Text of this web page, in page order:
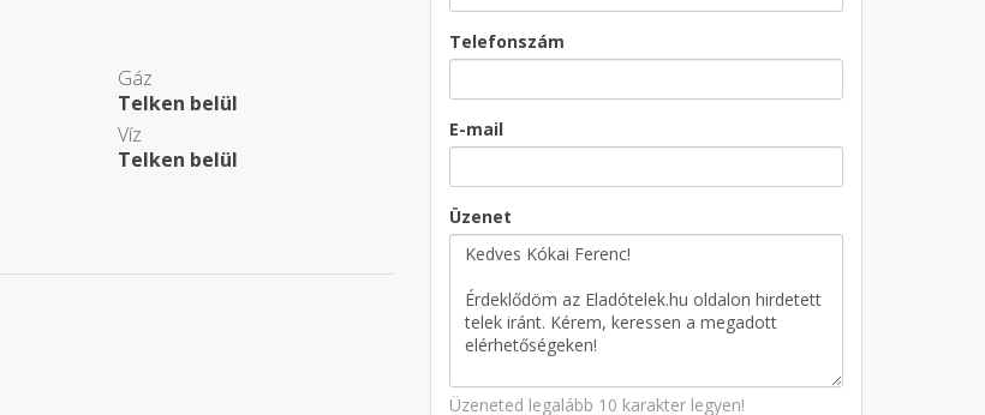
Telefonszám
E-mail
Üzenet
Üzeneted legalább 10 karakter legyen!
Gáz
Telken belül
Víz
Telken belül